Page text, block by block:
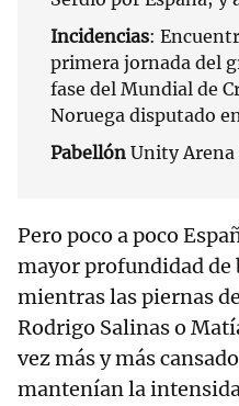
Incidencias:
primera jornada del
fase del Mundial de
Noruega disputado
Pabellón Unity Arena
Pero poco a poco
mayor profundidad de
mientras las piernas
Rodrigo Salinas o
vez más y más
mantenían la